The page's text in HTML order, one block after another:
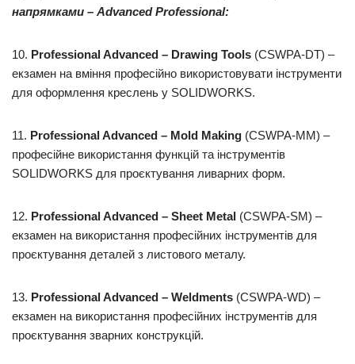
напрямками – Advanced Professional:
10. ProfessionalAdvanced – Drawing Tools (CSWPA-DT) –
екзамен на вміння професійно використовувати інструменти
для оформлення креслень у SOLIDWORKS.
11. ProfessionalAdvanced – Mold Making (CSWPA-MM) –
професійне використання функцій та інструментів
SOLIDWORKS для проєктування ливарних форм.
12. ProfessionalAdvanced – Sheet Metal (CSWPA-SM) –
екзамен на використання професійних інструментів для
проєктування деталей з листового металу.
13. ProfessionalAdvanced – Weldments (CSWPA-WD) –
екзамен на використання професійних інструментів для
проєктування зварних конструкцій.